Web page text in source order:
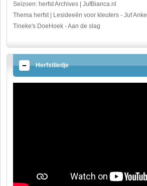
Seizoen: herfst Archives | JufBianca.nl
Thema herfst | Lesideeën voor kleuters - Juf Anke
Tineke's DoeHoek - Aan de slag
Herfstliedje